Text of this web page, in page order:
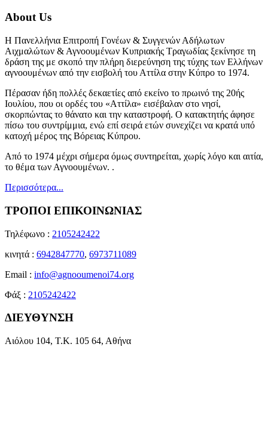
About Us
Η Πανελλήνια Επιτροπή Γονέων & Συγγενών Αδήλωτων
Αιχμαλώτων & Αγνοουμένων Κυπριακής Τραγωδίας ξεκίνησε τη
δράση της με σκοπό την πλήρη διερεύνηση της τύχης των Ελλήνων
αγνοουμένων από την εισβολή του Αττίλα στην Κύπρο το 1974.
Πέρασαν ήδη πολλές δεκαετίες από εκείνο το πρωινό της 20ής
Ιουλίου, που οι ορδές του «Αττίλα» εισέβαλαν στο νησί,
σκορπώντας το θάνατο και την καταστροφή. Ο κατακτητής άφησε
πίσω του συντρίμμια, ενώ επί σειρά ετών συνεχίζει να κρατά υπό
κατοχή μέρος της Βόρειας Κύπρου.
Από το 1974 μέχρι σήμερα όμως συντηρείται, χωρίς λόγο και αιτία,
το θέμα των Αγνοουμένων. .
Περισσότερα...
ΤΡΟΠΟΙ ΕΠΙΚΟΙΝΩΝΙΑΣ
Τηλέφωνο : 2105242422
κινητά : 6942847770, 6973711089
Email : info@agnooumenoi74.org
Φάξ : 2105242422
ΔΙΕΥΘΥΝΣΗ
Αιόλου 104, Τ.Κ. 105 64, Αθήνα